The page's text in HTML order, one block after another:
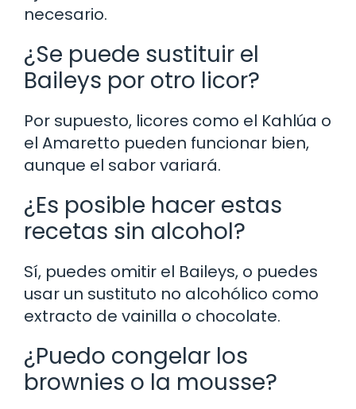
necesario.
¿Se puede sustituir el
Baileys por otro licor?
Por supuesto, licores como el Kahlúa o
el Amaretto pueden funcionar bien,
aunque el sabor variará.
¿Es posible hacer estas
recetas sin alcohol?
Sí, puedes omitir el Baileys, o puedes
usar un sustituto no alcohólico como
extracto de vainilla o chocolate.
¿Puedo congelar los
brownies o la mousse?